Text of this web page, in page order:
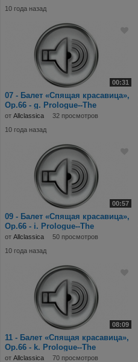
10 года назад
00:31
07 - Балет «Спящая красавица»,
Op.66 - g. Prologue--The
Christening; N
от Allclassica
32 просмотров
10 года назад
00:57
09 - Балет «Спящая красавица»,
Op.66 - i. Prologue--The
Christening; N
от Allclassica
50 просмотров
10 года назад
08:09
11 - Балет «Спящая красавица»,
Op.66 - k. Prologue--The
Christening; N
от Allclassica
70 просмотров